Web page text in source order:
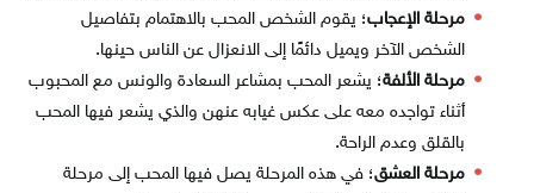
مرحلة الإعجاب؛ يقوم الشخص المحب بالاهتمام بتفاصيل
الشخص الآخر ويميل دائمًا إلى الانعزال عن الناس حينها.
مرحلة الألفة؛ يشعر المحب بمشاعر السعادة والونس مع المحبوب
أثناء تواجده معه على عكس غيابه عنهن والذي يشعر فيها المحب
بالقلق وعدم الراحة.
مرحلة العشق؛ في هذه المرحلة يصل فيها المحب إلى مرحلة